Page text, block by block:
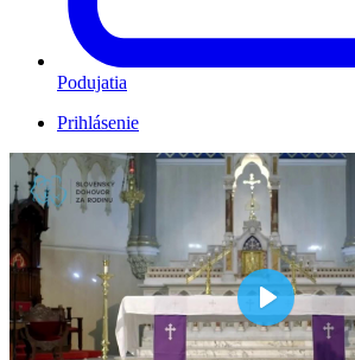
Podujatia
Prihlásenie
Play